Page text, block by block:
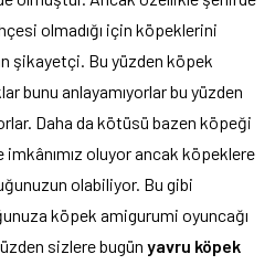
olmadığı için köpeklerini
şikayetçi. Bu yüzden köpek
bunu anlayamıyorlar bu yüzden
Daha da kötüsü bazen köpeği
oluyor ancak köpeklere
olabiliyor. Bu gibi
köpek amigurumi oyuncağı
sizlere bugün yavru köpek